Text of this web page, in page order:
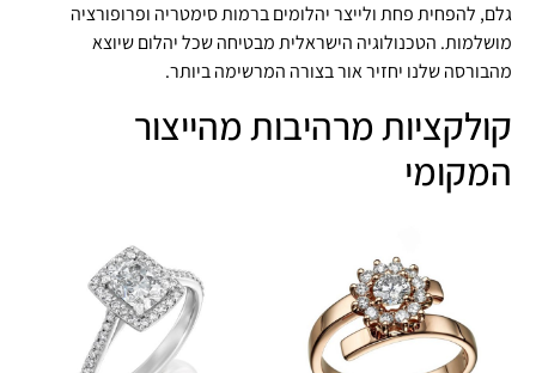
גלם, להפחית פחת ולייצר יהלומים ברמות סימטריה ופרופורציה
מושלמות. הטכנולוגיה הישראלית מבטיחה שכל יהלום שיוצא
מהבורסה שלנו יחזיר אור בצורה המרשימה ביותר.
קולקציות מרהיבות מהייצור
המקומי